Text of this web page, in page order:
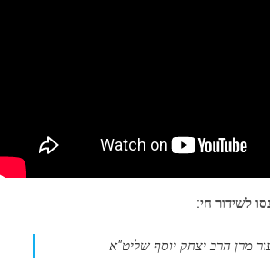
לשידור חי:
מרן הרב יצחק יוסף שליט"א